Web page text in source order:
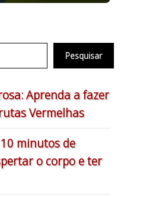
Pesquisar
Aprenda a fazer
Vermelhas
minutos de
o corpo e ter